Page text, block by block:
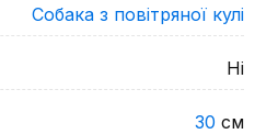
Собака з повітряної кулі
Ні
30 см